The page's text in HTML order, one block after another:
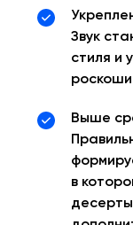
Звук
стиля и
Выше
в